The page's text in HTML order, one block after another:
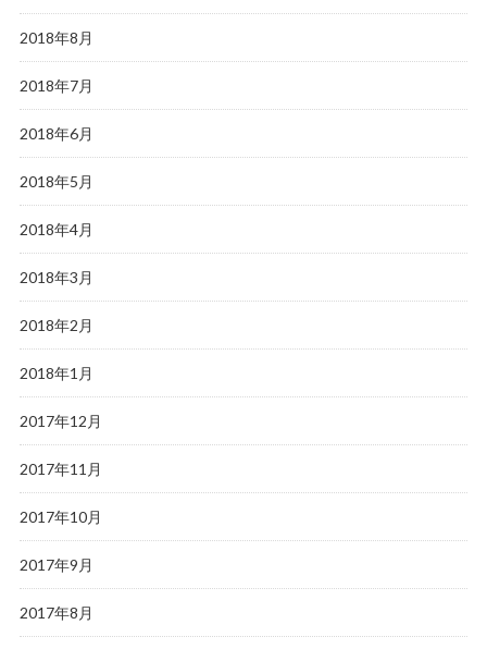
2018年8月
2018年7月
2018年6月
2018年5月
2018年4月
2018年3月
2018年2月
2018年1月
2017年12月
2017年11月
2017年10月
2017年9月
2017年8月